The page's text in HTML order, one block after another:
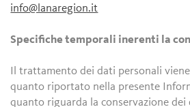
info@lanaregion.it
Specifiche temporali inerenti la
Il trattamento dei dati personali
quanto riportato nella presente
quanto riguarda la conservazione